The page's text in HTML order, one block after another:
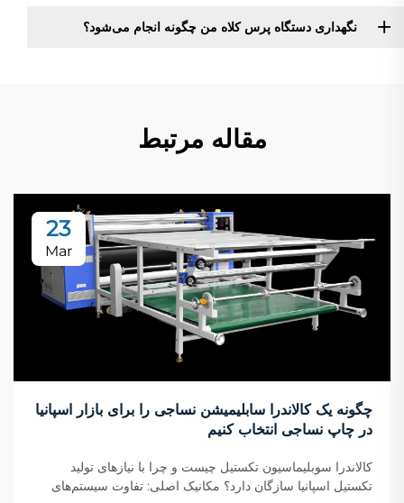
نگهداری دستگاه پرس کلاه من چگونه انجام می‌شود؟
مقاله مرتبط
23
Mar
چگونه یک کالاندرا سابلیمیشن نساجی را برای بازار اسپانیا
در چاپ نساجی انتخاب کنیم
کالاندرا سوبلیماسیون تکستیل چیست و چرا با نیازهای تولید
تکستیل اسپانیا سازگان دارد؟ مکانیک اصلی: تفاوت سیستم‌های